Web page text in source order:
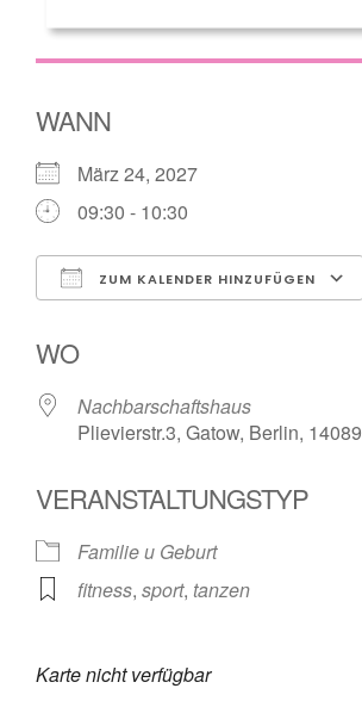
WANN
März 24, 2027
09:30 - 10:30
ZUM KALENDER HINZUFÜGEN
WO
Nachbarschaftshaus
Plievierstr.3, Gatow, Berlin, 14089
VERANSTALTUNGSTYP
Familie u Geburt
fitness, sport, tanzen
Karte nicht verfügbar